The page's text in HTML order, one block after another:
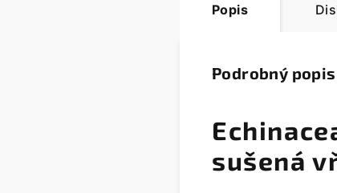
Popis
Podrobný popis
sušená